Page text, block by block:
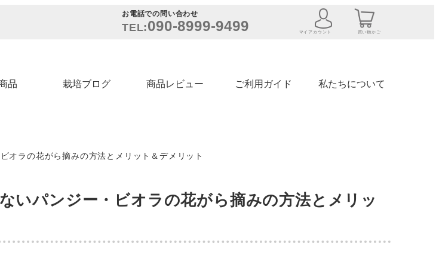
お電話での問い合わせ
TEL:090-8999-9499 マイアカウント 買い物かご
品 栽培ブログ 商品レビュー ご利用ガイド 私たちについて
オラの花がら摘みの方法とメリット＆デメリット
いパンジー・ビオラの花がら摘みの方法とメリッ